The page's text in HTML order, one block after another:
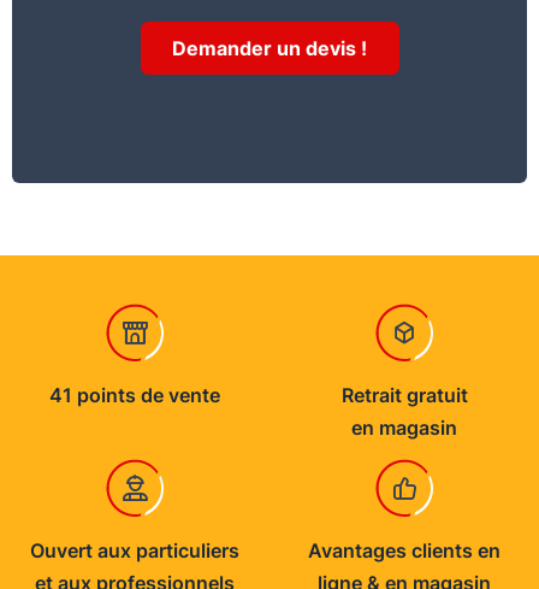
Demander un devis !
41 points de vente
Retrait gratuit
en magasin
Ouvert aux particuliers
et aux professionnels
Avantages clients en
ligne & en magasin